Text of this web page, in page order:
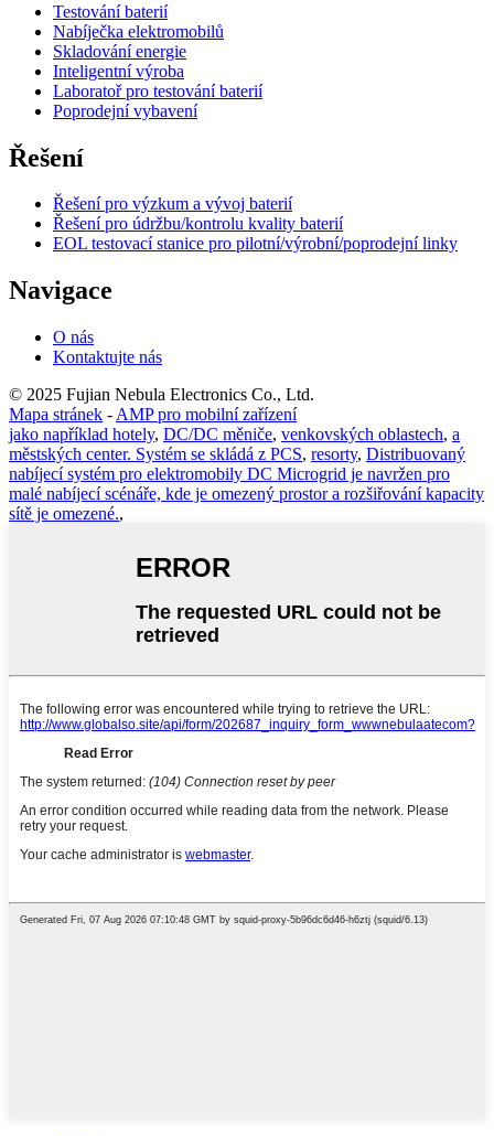
Testování baterií
Nabíječka elektromobilů
Skladování energie
Inteligentní výroba
Laboratoř pro testování baterií
Poprodejní vybavení
Řešení
Řešení pro výzkum a vývoj baterií
Řešení pro údržbu/kontrolu kvality baterií
EOL testovací stanice pro pilotní/výrobní/poprodejní linky
Navigace
O nás
Kontaktujte nás
© 2025 Fujian Nebula Electronics Co., Ltd.
Mapa stránek - AMP pro mobilní zařízení
jako například hotely, DC/DC měniče, venkovských oblastech, a
městských center. Systém se skládá z PCS, resorty, Distribuovaný
nabíjecí systém pro elektromobily DC Microgrid je navržen pro
malé nabíjecí scénáře, kde je omezený prostor a rozšiřování kapacity
sítě je omezené.,